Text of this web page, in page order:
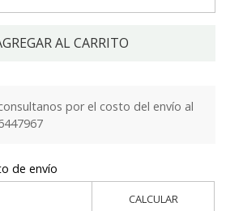
AL CARRITO
por el costo del envío al
de envío
CALCULAR